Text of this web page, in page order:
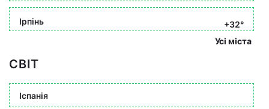
Ірпінь
+32°
Усі міста
СВІТ
Іспанія